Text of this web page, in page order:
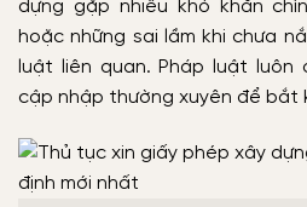
dựng gặp nhiều khó khăn
hoặc những sai lầm khi chưa
luật liên quan. Pháp luật
cập nhập thường xuyên để bắt